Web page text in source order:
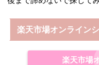
楽天市場オンライン
楽天市場